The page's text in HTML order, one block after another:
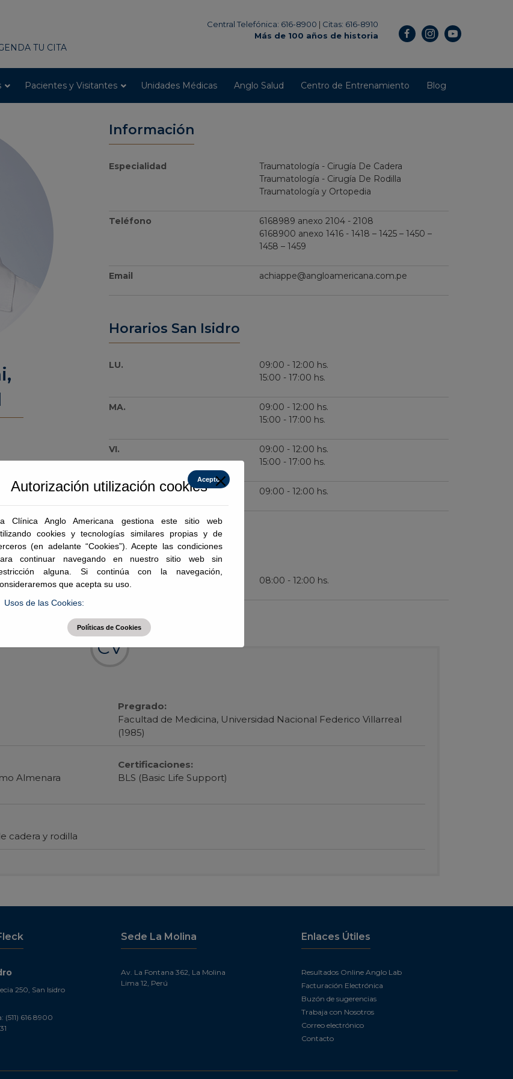
Central Telefónica: 616-8900 | Citas: 616-8910
Más de 100 años de historia
TU CITA
Pacientes y Visitantes Unidades Médicas Anglo Salud Centro de Entrenamiento Blog
Información
Especialidad
Traumatología - Cirugía De Cadera
Traumatología - Cirugía De Rodilla
Traumatología y Ortopedia
Teléfono
6168989 anexo 2104 - 2108
6168900 anexo 1416 - 1418 – 1425 – 1450 –
1458 – 1459
Email achiappe@angloamericana.com.pe
Horarios San Isidro
LU.
09:00 - 12:00 hs.
15:00 - 17:00 hs.
MA.
09:00 - 12:00 hs.
15:00 - 17:00 hs.
VI.
09:00 - 12:00 hs.
15:00 - 17:00 hs.
MI. 09:00 - 12:00 hs.
Horarios La Molina
JU. 08:00 - 12:00 hs.
CV
Pregrado:
Facultad de Medicina, Universidad Nacional Federico Villarreal
(1985)
Almenara
Certificaciones:
BLS (Basic Life Support)
cadera y rodilla
250, San Isidro
(511) 616 8900
Sede La Molina
Av. La Fontana 362, La Molina
Lima 12, Perú
Enlaces Útiles
Resultados Online Anglo Lab
Facturación Electrónica
Buzón de sugerencias
Trabaja con Nosotros
Correo electrónico
Contacto
Autorización utilización cookies
Clínica Anglo Americana gestiona este sitio web
cookies y tecnologías similares propias y de
(en adelante “Cookies”). Acepte las condiciones
continuar navegando en nuestro sitio web sin
alguna. Si continúa con la navegación,
que acepta su uso.
Usos de las Cookies:
Acepto
Políticas de Cookies